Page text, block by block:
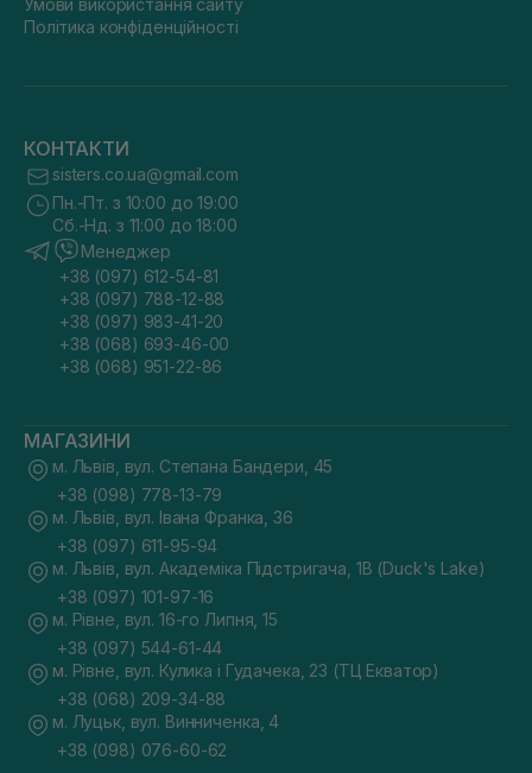
Умови використання сайту
Політика конфіденційності
КОНТАКТИ
sisters.co.ua@gmail.com
Пн.-Пт. з 10:00 до 19:00
Сб.-Нд. з 11:00 до 18:00
Менеджер
+38 (097) 612-54-81
+38 (097) 788-12-88
+38 (097) 983-41-20
+38 (068) 693-46-00
+38 (068) 951-22-86
МАГАЗИНИ
м. Львів, вул. Степана Бандери, 45
+38 (098) 778-13-79
м. Львів, вул. Івана Франка, 36
+38 (097) 611-95-94
м. Львів, вул. Академіка Підстригача, 1В (Duck's Lake)
+38 (097) 101-97-16
м. Рівне, вул. 16-го Липня, 15
+38 (097) 544-61-44
м. Рівне, вул. Кулика і Гудачека, 23 (ТЦ Екватор)
+38 (068) 209-34-88
м. Луцьк, вул. Винниченка, 4
+38 (098) 076-60-62